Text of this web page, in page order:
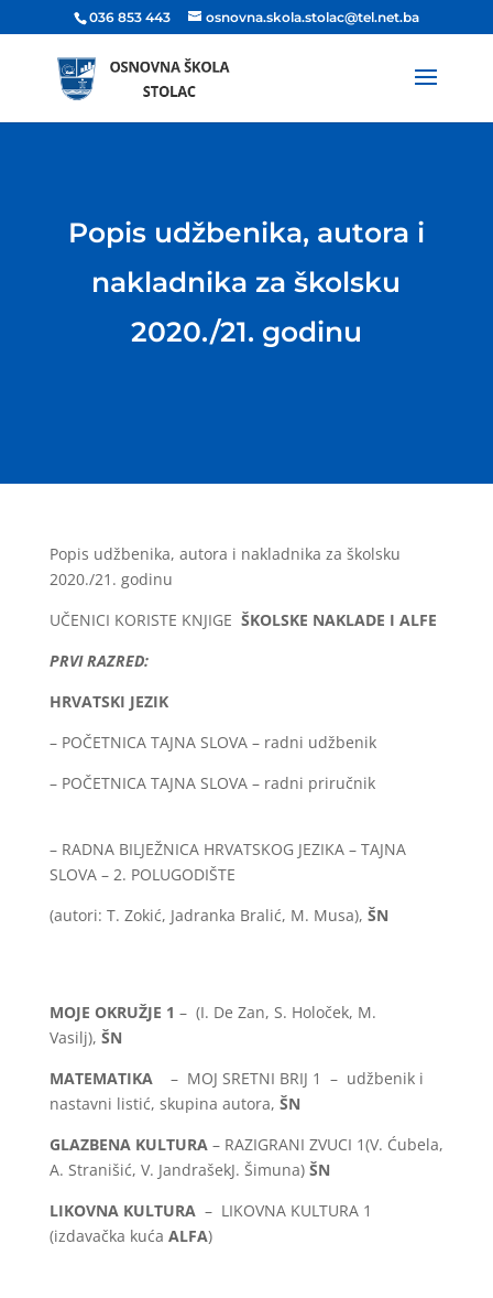
036 853 443 osnovna.skola.stolac@tel.net.ba
Popis udžbenika, autora i
nakladnika za školsku
2020./21. godinu
Popis udžbenika, autora i nakladnika za školsku
2020./21. godinu
UČENICI KORISTE KNJIGE ŠKOLSKE NAKLADE I ALFE
PRVI RAZRED:
HRVATSKI JEZIK
– POČETNICA TAJNA SLOVA – radni udžbenik
– POČETNICA TAJNA SLOVA – radni priručnik
– RADNA BILJEŽNICA HRVATSKOG JEZIKA – TAJNA
SLOVA – 2. POLUGODIŠTE
(autori: T. Zokić, Jadranka Bralić, M. Musa), ŠN
MOJE OKRUŽJE 1 – (I. De Zan, S. Holoček, M.
Vasilj), ŠN
MATEMATIKA– MOJ SRETNI BRIJ 1 – udžbenik i
nastavni listić, skupina autora, ŠN
GLAZBENA KULTURA– RAZIGRANI ZVUCI 1(V. Ćubela,
A. Stranišić, V. JandrašekJ. Šimuna) ŠN
LIKOVNA KULTURA– LIKOVNA KULTURA 1
(izdavačka kuća ALFA)